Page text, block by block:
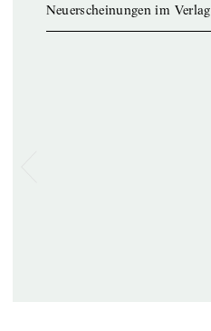
Neuerscheinungen im Verlag